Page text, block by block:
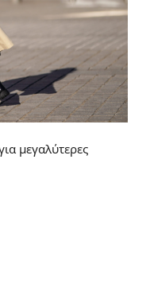
μεγαλύτερες